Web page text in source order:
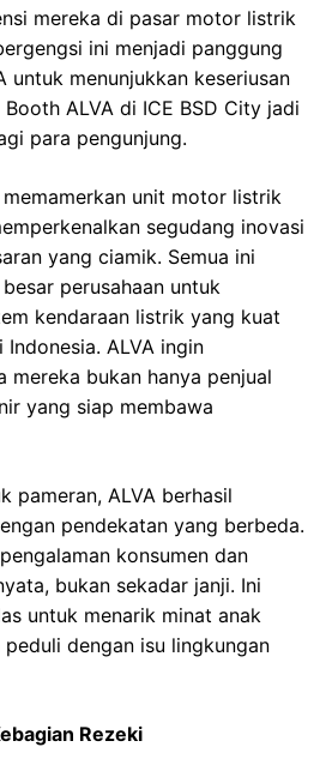
mereka di pasar motor listrik
ini menjadi panggung
untuk menunjukkan keseriusan
ALVA di ICE BSD City jadi
para pengunjung.
unit motor listrik
segudang inovasi
yang ciamik. Semua ini
perusahaan untuk
kendaraan listrik yang kuat
ALVA ingin
mereka bukan hanya penjual
yang siap membawa
pameran, ALVA berhasil
pendekatan yang berbeda.
konsumen dan
bukan sekadar janji. Ini
untuk menarik minat anak
dengan isu lingkungan
Rezeki